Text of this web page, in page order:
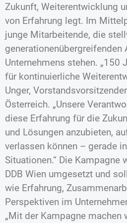
Zukunft, Weiterentwicklung
von Erfahrung legt. Im
junge Mitarbeitende, die
generationenübergreifenden
Unternehmens stehen. „150
für kontinuierliche
Unger,
Österreich. „Unsere
diese Erfahrung für die
und Lösungen anzubieten,
verlassen können – gerade
Situationen.“ Die
DDB Wien umgesetzt und
wie Erfahrung,
Perspektiven im
„Mit der Kampagne machen